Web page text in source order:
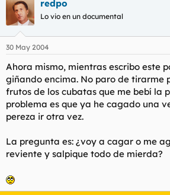
c
i
a
d
o
r
d
e
l
t
e
a
h
a
i
n
c
i
o
redpo
Lo vio en un documental
30 May 2004
Ahora mismo, mientras escribo este
giñando encima. No paro de tirarme
frutos de los cubatas que me bebí la
problema es que ya he cagado una
pereza ir otra vez.
La pregunta es: ¿voy a cagar o me
reviente y salpique todo de mierda?